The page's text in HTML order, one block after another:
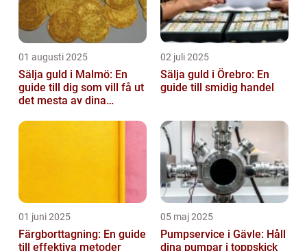
01 augusti 2025
Sälja guld i Malmö: En
guide till dig som vill få ut
det mesta av dina
02 juli 2025
Sälja guld i Örebro: En
guide till smidig handel
01 juni 2025
Färgborttagning: En guide
till effektiva metoder
05 maj 2025
Pumpservice i Gävle: Håll
dina pumpar i toppskick